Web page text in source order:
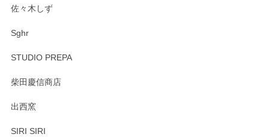
佐々木しず
Sghr
STUDIO PREPA
柴田慶信商店
出西窯
SIRI SIRI